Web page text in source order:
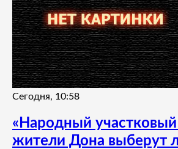
Сегодня, 10:58
«Народный
жители Дона выберут